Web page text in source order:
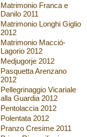
Matrimonio Franca e
Danilo 2011
Matrimonio Longhi Giglio
2012
Matrimonio Macció-
Lagorio 2012
Medjugorje 2012
Pasquetta Arenzano
2012
Pellegrinaggio Vicariale
alla Guardia 2012
Pentolaccia 2012
Polentata 2012
Pranzo Cresime 2011